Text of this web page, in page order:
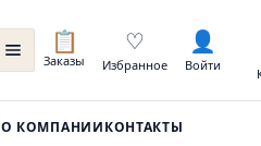
📋
Заказы
♡
Избранное
👤
Войти
О КОМПАНИИКОНТАКТЫ